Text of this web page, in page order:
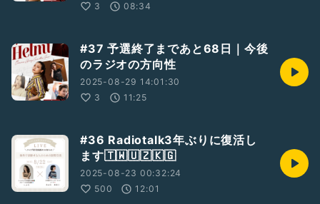
3
08:34
#37 予選終了まであと68日｜今後
のラジオの方向性
2025-08-29 14:01:30
3
11:25
#36 Radiotalk3年ぶりに復活し
ます🇹🇼🇺🇿🇰🇬
2025-08-23 00:32:24
500
12:01